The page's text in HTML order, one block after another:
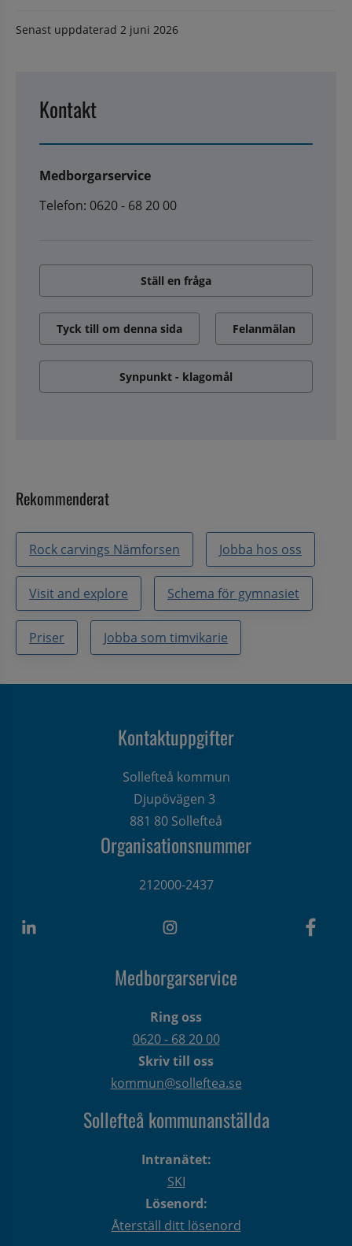
Senast uppdaterad 2 juni 2026
Kontakt
Medborgarservice
Telefon: 0620 - 68 20 00
Ställ en fråga
Tyck till om denna sida Felanmälan
Synpunkt - klagomål
Rekommenderat
Rock carvings Nämforsen Jobba hos oss
Visit and explore Schema för gymnasiet
Priser Jobba som timvikarie
Kontaktuppgifter
Sollefteå kommun
Djupövägen 3
881 80 Sollefteå
Organisationsnummer
212000-2437
Medborgarservice
Ring oss
0620 - 68 20 00
Skriv till oss
kommun@solleftea.se
Sollefteå kommunanställda
Intranätet:
SKI
Lösenord:
Återställ ditt lösenord